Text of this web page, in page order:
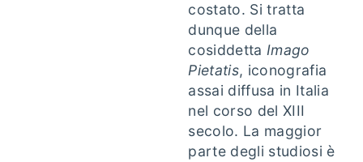
costato. Si tratta
dunque della
cosiddetta Imago
Pietatis, iconografia
assai diffusa in Italia
nel corso del XIII
secolo. La maggior
parte degli studiosi è